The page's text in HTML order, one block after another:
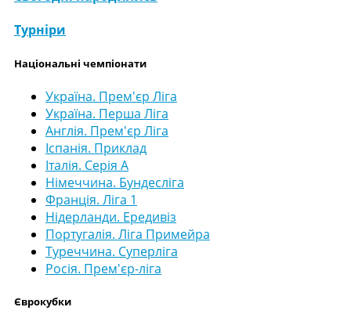
Турніри
Національні чемпіонати
Україна. Прем'єр Ліга
Україна. Перша Ліга
Англія. Прем'єр Ліга
Іспанія. Приклад
Італія. Серія А
Німеччина. Бундесліга
Франція. Ліга 1
Нідерланди. Ередивіз
Португалія. Ліга Примейра
Туреччина. Суперліга
Росія. Прем'єр-ліга
Єврокубки